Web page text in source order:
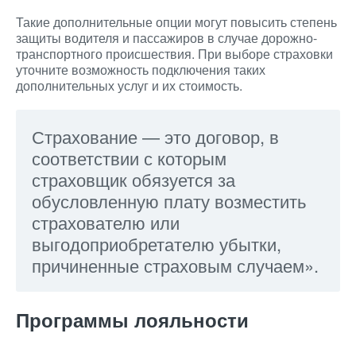
Такие дополнительные опции могут повысить степень
защиты водителя и пассажиров в случае дорожно-
транспортного происшествия. При выборе страховки
уточните возможность подключения таких
дополнительных услуг и их стоимость.
Страхование — это договор, в
соответствии с которым
страховщик обязуется за
обусловленную плату возместить
страхователю или
выгодоприобретателю убытки,
причиненные страховым случаем».
Программы лояльности